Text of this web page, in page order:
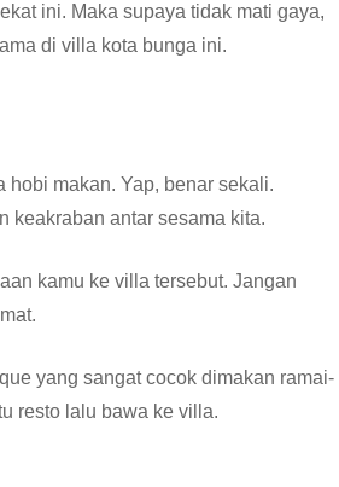
ini. Maka supaya tidak mati gaya,
di villa kota bunga ini.
makan. Yap, benar sekali.
keakraban antar sesama kita.
kamu ke villa tersebut. Jangan
yang sangat cocok dimakan ramai-
resto lalu bawa ke villa.